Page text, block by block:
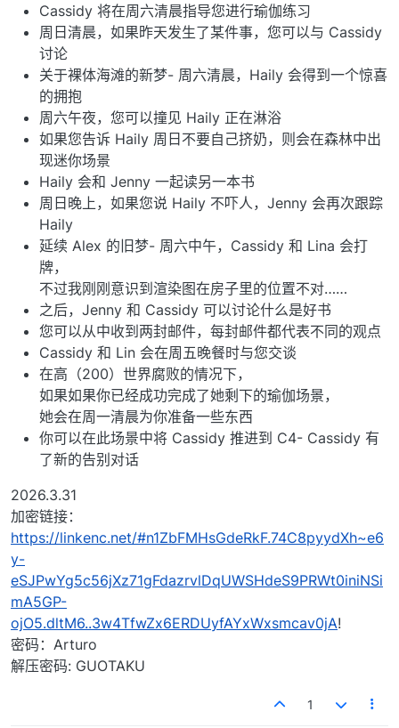
Cassidy 将在周六清晨指导您进行瑜伽练习
周日清晨，如果昨天发生了某件事，您可以与 Cassidy
讨论
关于裸体海滩的新梦- 周六清晨，Haily 会得到一个惊喜
的拥抱
周六午夜，您可以撞见 Haily 正在淋浴
如果您告诉 Haily 周日不要自己挤奶，则会在森林中出
现迷你场景
Haily 会和 Jenny 一起读另一本书
周日晚上，如果您说 Haily 不吓人，Jenny 会再次跟踪
Haily
延续 Alex 的旧梦- 周六中午，Cassidy 和 Lina 会打
牌，
不过我刚刚意识到渲染图在房子里的位置不对……
之后，Jenny 和 Cassidy 可以讨论什么是好书
您可以从中收到两封邮件，每封邮件都代表不同的观点
Cassidy 和 Lin 会在周五晚餐时与您交谈
在高（200）世界腐败的情况下，
如果如果你已经成功完成了她剩下的瑜伽场景，
她会在周一清晨为你准备一些东西
你可以在此场景中将 Cassidy 推进到 C4- Cassidy 有
了新的告别对话
2026.3.31
加密链接：
https://linkenc.net/#n1ZbFMHsGdeRkF.74C8pyydXh~e6
y-
eSJPwYg5c56jXz71gFdazrvlDqUWSHdeS9PRWt0iniNSi
mA5GP-
ojO5.dltM6..3w4TfwZx6ERDUyfAYxWxsmcav0jA!
密码：Arturo
解压密码: GUOTAKU
1